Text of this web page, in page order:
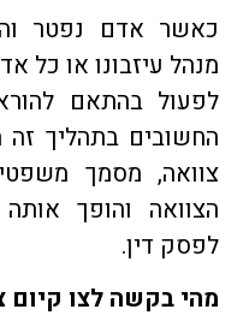
כאשר אדם נפטר
מנהל עיזבונו או כל
לפעול בהתאם
החשובים בתהליך
צוואה, מסמך
הצוואה והופך
לפסק דין.
מהי בקשה לצו קיום